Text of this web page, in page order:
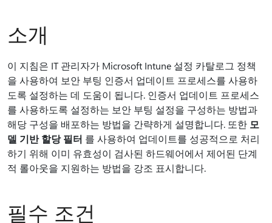
소개
이 지침은 IT 관리자가 Microsoft Intune 설정 카탈로그 정책
을 사용하여 보안 부팅 인증서 업데이트 프로세스를 사용하
도록 설정하는 데 도움이 됩니다. 인증서 업데이트 프로세스
를 사용하도록 설정하는 보안 부팅 설정을 구성하는 방법과
해당 구성을 배포하는 방법을 간략하게 설명합니다. 또한 모
델 기반 할당 필터 를 사용하여 업데이트를 성공적으로 처리
하기 위해 이미 유효성이 검사된 하드웨어에서 제어된 단계
적 롤아웃을 지원하는 방법을 강조 표시합니다.
필수 조건